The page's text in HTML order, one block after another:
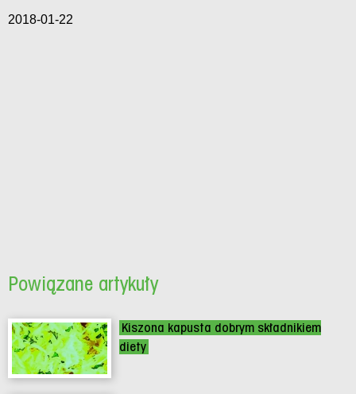
2018-01-22
Powiązane artykuły
Kiszona kapusta dobrym składnikiem
diety